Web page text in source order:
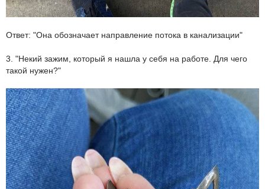
Ответ: "Она обозначает направление потока в канализации"
3. "Некий зажим, который я нашла у себя на работе. Для чего
такой нужен?"